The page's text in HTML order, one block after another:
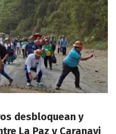
desbloquean y
La Paz y Caranavi